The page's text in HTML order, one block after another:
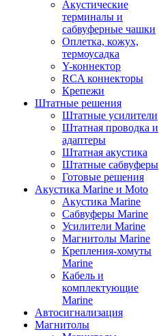
Акустические
терминалы и
сабвуферные чашки
Оплетка, кожух,
термоусадка
Y-коннектор
RCA коннекторы
Крепежи
Штатные решения
Штатные усилители
Штатная проводка и
адаптеры
Штатная акустика
Штатные сабвуферы
Готовые решения
Акустика Marine и Moto
Акустика Marine
Сабвуферы Marine
Усилители Marine
Магнитолы Marine
Крепления-хомуты
Marine
Кабель и
комплектующие
Marine
Автосигнализация
Магнитолы